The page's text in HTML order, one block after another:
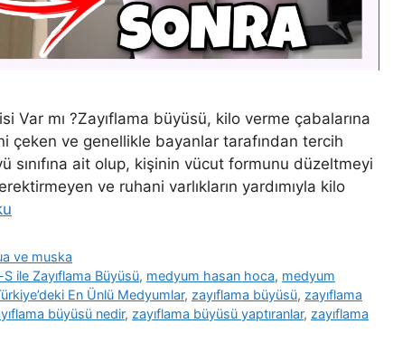
Var mı ?Zayıflama büyüsü, kilo verme çabalarına
çeken ve genellikle bayanlar tarafından tercih
ait olup, kişinin vücut formunu düzeltmeyi
ve ruhani varlıkların yardımıyla kilo
ve muska
ile Zayıflama Büyüsü, medyum hasan hoca, medyum
En Ünlü Medyumlar, zayıflama büyüsü, zayıflama
büyüsü nedir, zayıflama büyüsü yaptıranlar, zayıflama